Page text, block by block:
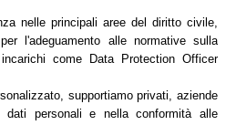
nelle principali aree del diritto civile,
l'adeguamento alle normative sulla
come Data Protection Officer
supportiamo privati, aziende
personali e nella conformità alle